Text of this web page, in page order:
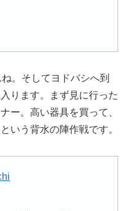
。そしてヨドバシへ到
ります。まず見に行った
ー。高い器具を買って、
いう背水の陣作戦です。